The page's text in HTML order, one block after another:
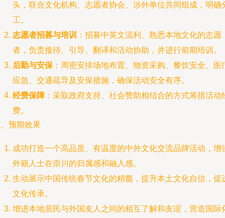
头，联合文化机构、志愿者协会、涉外单位共同组成，明确
工。
志愿者招募与培训
：招募中英文流利、熟悉本地文化的志愿
者，负责接待、引导、翻译和活动协助，并进行前期培训。
后勤与安保 ：周密安排场地布置、物资采购、餐饮安全、医
应急、交通疏导及安保措施，确保活动安全有序。
经费保障：采取政府支持、社会赞助相结合的方式筹措活动
费。
预期效果
成功打造一个高品质、有温度的中外文化交流品牌活动，增
外籍人士在崇川的归属感和融入感。
生动展示中国传统春节文化的精髓，提升本土文化自信，促
文化传承。
增进本地居民与外国友人之间的相互了解和友谊，营造国际